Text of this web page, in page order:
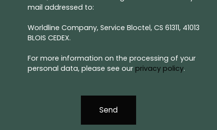
mail addressed to:
Worldline Company, Service Bloctel, CS 61311, 41013
BLOIS CEDEX.
For more information on the processing of your
personal data, please see our privacy policy.
Send